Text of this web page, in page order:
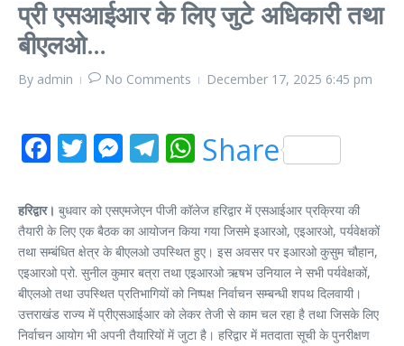
प्री एसआईआर के लिए जुटे अधिकारी तथा
बीएलओ…
By admin No Comments December 17, 2025 6:45 pm
Facebook
Twitter
Messenger
Telegram
WhatsApp
Share
हरिद्वार। बुधवार को एसएमजेएन पीजी कॉलेज हरिद्वार में एसआईआर प्रक्रिया की
तैयारी के लिए एक बैठक का आयोजन किया गया जिसमे इआरओ, एइआरओ, पर्यवेक्षकों
तथा सम्बंधित क्षेत्र के बीएलओ उपस्थित हुए। इस अवसर पर इआरओ कुसुम चौहान,
एइआरओ प्रो. सुनील कुमार बत्रा तथा एइआरओ ऋषभ उनियाल ने सभी पर्यवेक्षकों,
बीएलओ तथा उपस्थित प्रतिभागियों को निष्पक्ष निर्वाचन सम्बन्धी शपथ दिलवायी।
उत्तराखंड राज्य में प्रीएसआईआर को लेकर तेजी से काम चल रहा है तथा जिसके लिए
निर्वाचन आयोग भी अपनी तैयारियों में जुटा है। हरिद्वार में मतदाता सूची के पुनरीक्षण